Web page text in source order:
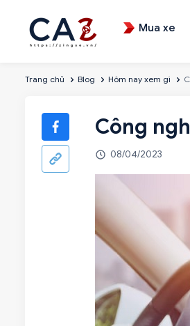
Mua xe
Trang chủ Blog Hôm nay xem gì
Công
08/04/2023